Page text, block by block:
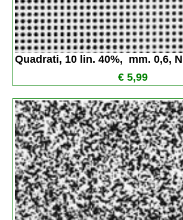
Quadrati, 10 lin. 40%,  mm. 0,6,
€ 5,99